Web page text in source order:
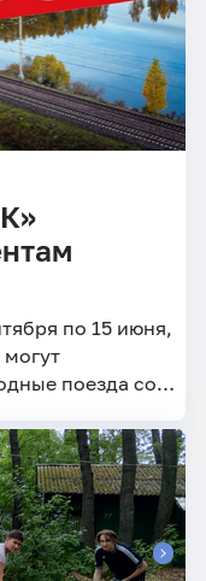
по 15 июня,
поезда со